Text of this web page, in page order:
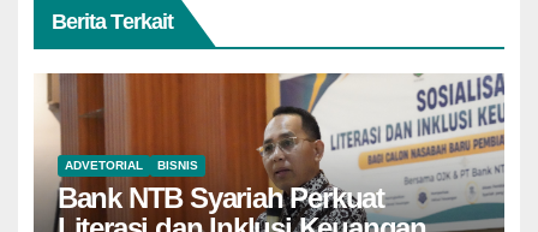
Berita Terkait
ADVETORIAL BISNIS
Bank NTB Syariah Perkuat